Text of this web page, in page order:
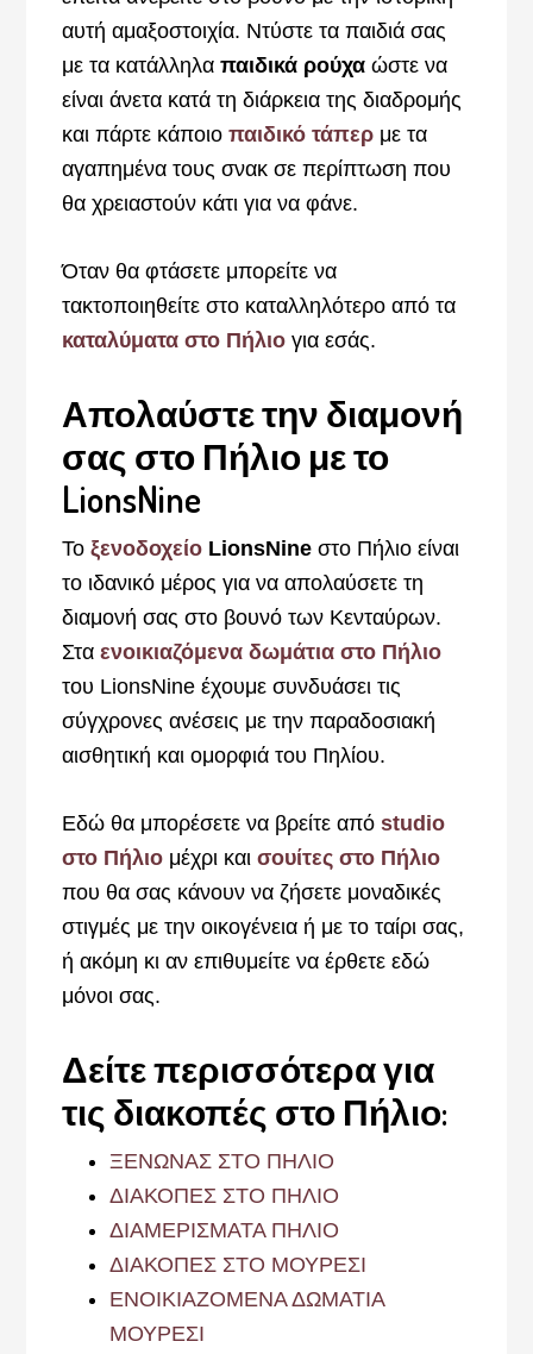
αυτή αμαξοστοιχία. Ντύστε τα παιδιά σας
με τα κατάλληλαπαιδικά ρούχα ώστε να
είναι άνετα κατά τη διάρκεια της διαδρομής
και πάρτε κάποιοπαιδικό τάπερ με τα
αγαπημένα τους σνακ σε περίπτωση που
θα χρειαστούν κάτι για να φάνε.
Όταν θα φτάσετε μπορείτε να
τακτοποιηθείτε στο καταλληλότερο από τα
καταλύματα στο Πήλιο για εσάς.
Απολαύστε την διαμονή
σας στο Πήλιο με το
LionsNine
Τοξενοδοχείο LionsNine στο Πήλιο είναι
το ιδανικό μέρος για να απολαύσετε τη
διαμονή σας στο βουνό των Κενταύρων.
Σταενοικιαζόμενα δωμάτια στο Πήλιο
του LionsNine έχουμε συνδυάσει τις
σύγχρονες ανέσεις με την παραδοσιακή
αισθητική και ομορφιά του Πηλίου.
Εδώ θα μπορέσετε να βρείτε απόstudio
στο Πήλιο μέχρι καισουίτες στο Πήλιο
που θα σας κάνουν να ζήσετε μοναδικές
στιγμές με την οικογένεια ή με το ταίρι σας,
ή ακόμη κι αν επιθυμείτε να έρθετε εδώ
μόνοι σας.
Δείτε περισσότερα για
τις διακοπές στο Πήλιο:
ΞΕΝΩΝΑΣ ΣΤΟ ΠΗΛΙΟ
ΔΙΑΚΟΠΕΣ ΣΤΟ ΠΗΛΙΟ
ΔΙΑΜΕΡΙΣΜΑΤΑ ΠΗΛΙΟ
ΔΙΑΚΟΠΕΣ ΣΤΟ ΜΟΥΡΕΣΙ
ΕΝΟΙΚΙΑΖΟΜΕΝΑ ΔΩΜΑΤΙΑ
ΜΟΥΡΕΣΙ